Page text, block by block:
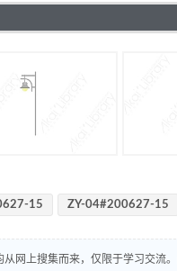
15 ZY-04#200627-15
从网上搜集而来，仅限于学习交流